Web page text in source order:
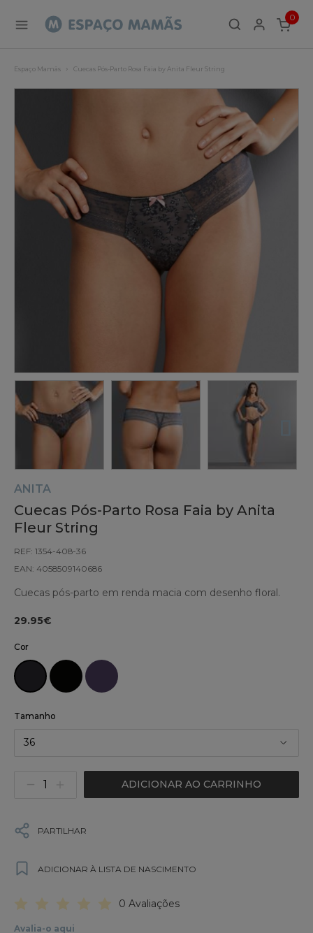
0
ITEMS
Espaço Mamãs Cuecas Pós-Parto Rosa Faia by Anita Fleur String
ANITA
Cuecas Pós-Parto Rosa Faia by Anita
Fleur String
REF: 1354-408-36
EAN: 4058509140686
Cuecas pós-parto em renda macia com desenho floral.
29.95€
Cor
Tamanho
36
ADICIONAR AO CARRINHO
PARTILHAR
ADICIONAR À LISTA DE NASCIMENTO
0 Avaliações
Avalia-o aqui